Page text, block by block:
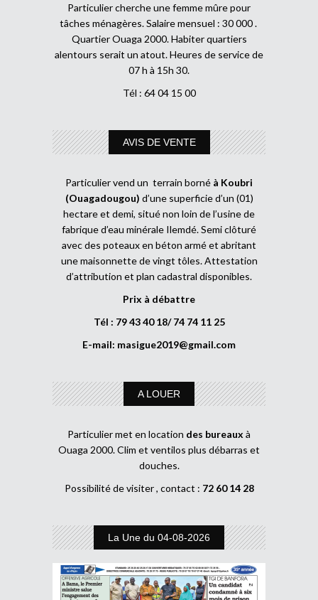
Particulier cherche une femme mûre pour
tâches ménagères. Salaire mensuel : 30 000 .
Quartier Ouaga 2000. Habiter quartiers
alentours serait un atout. Heures de service de
07 h à 15h 30.
Tél : 64 04 15 00
AVIS DE VENTE
Particulier vend un terrain borné à Koubri
(Ouagadougou) d’une superficie d’un (01)
hectare et demi, situé non loin de l’usine de
fabrique d’eau minérale Ilemdé. Semi clôturé
avec des poteaux en béton armé et abritant
une maisonnette de vingt tôles. Attestation
d’attribution et plan cadastral disponibles.
Prix à débattre
Tél : 79 43 40 18/ 74 74 11 25
E-mail: masigue2019@gmail.com
A LOUER
Particulier met en location des bureaux à
Ouaga 2000. Clim et ventilos plus débarras et
douches.
Possibilité de visiter , contact : 72 60 14 28
La Une du 04-08-2026